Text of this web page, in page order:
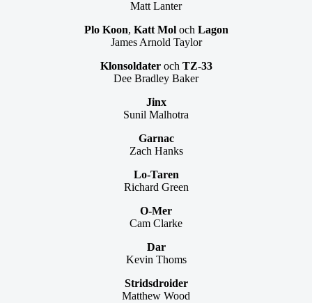
Matt Lanter
Plo Koon, Katt Moloch Lagon
James Arnold Taylor
Klonsoldateroch TZ-33
Dee Bradley Baker
Jinx
Sunil Malhotra
Garnac
Zach Hanks
Lo-Taren
Richard Green
O-Mer
Cam Clarke
Dar
Kevin Thoms
Stridsdroider
Matthew Wood